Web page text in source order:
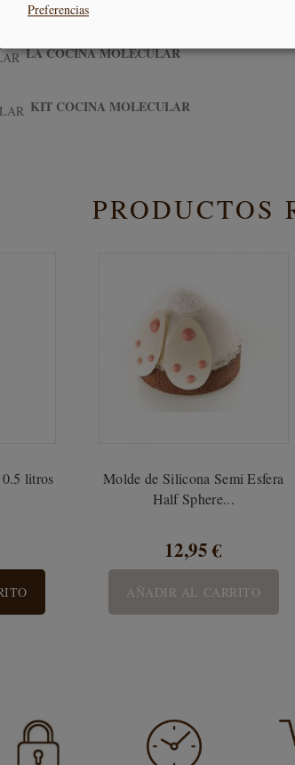
LA COCINA MOLECULAR
KIT COCINA MOLECULAR
PRODUCTOS
litros
Molde de Silicona Semi Esfera
Half Sphere...
12,95 €
AÑADIR AL CARRITO
Preferencias